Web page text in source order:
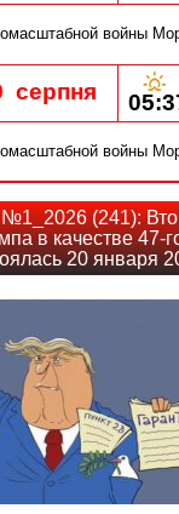
войны
серпня
войны
(241):
в качестве 47-
20 января